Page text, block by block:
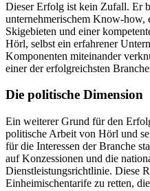
Dieser Erfolg ist kein Zufall. Er
unternehmerischem Know-how,
Skigebieten und einer
Hörl, selbst ein erfahrener
Komponenten miteinander
einer der erfolgreichsten
Die politische Dimension
Ein weiterer Grund für den
politische Arbeit von Hörl und
für die Interessen der Branche
auf Konzessionen und die
Dienstleistungsrichtlinie. Diese
Einheimischentarife zu retten,